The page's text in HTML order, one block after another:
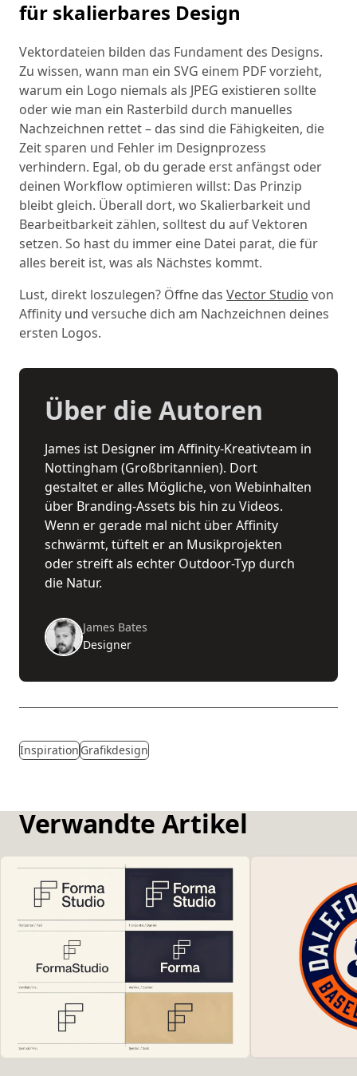
für skalierbares Design
Vektordateien bilden das Fundament des Designs.
Zu wissen, wann man ein SVG einem PDF vorzieht,
warum ein Logo niemals als JPEG existieren sollte
oder wie man ein Rasterbild durch manuelles
Nachzeichnen rettet – das sind die Fähigkeiten, die
Zeit sparen und Fehler im Designprozess
verhindern. Egal, ob du gerade erst anfängst oder
deinen Workflow optimieren willst: Das Prinzip
bleibt gleich. Überall dort, wo Skalierbarkeit und
Bearbeitbarkeit zählen, solltest du auf Vektoren
setzen. So hast du immer eine Datei parat, die für
alles bereit ist, was als Nächstes kommt.
Lust, direkt loszulegen? Öffne das Vector Studio von
Affinity und versuche dich am Nachzeichnen deines
ersten Logos.
Über die Autoren
James ist Designer im Affinity-Kreativteam in
Nottingham (Großbritannien). Dort
gestaltet er alles Mögliche, von Webinhalten
über Branding-Assets bis hin zu Videos.
Wenn er gerade mal nicht über Affinity
schwärmt, tüftelt er an Musikprojekten
oder streift als echter Outdoor-Typ durch
die Natur.
James Bates
Designer
InspirationGrafikdesign
Verwandte Artikel